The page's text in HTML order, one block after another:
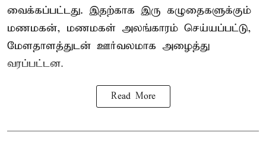
வைக்கப்பட்டது. இதற்காக இரு கழுதைகளுக்கும்
மணமகன், மணமகள் அலங்காரம் செய்யப்பட்டு,
மேளதாளத்துடன் ஊர்வலமாக அழைத்து
வரப்பட்டன.
Read More